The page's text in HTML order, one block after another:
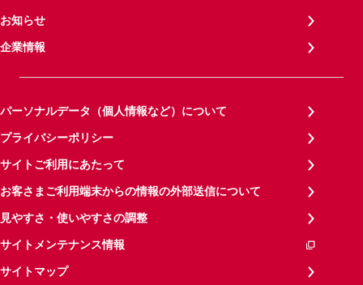
お知らせ
企業情報
パーソナルデータ（個人情報など）について
プライバシーポリシー
サイトご利用にあたって
お客さまご利用端末からの情報の外部送信について
見やすさ・使いやすさの調整
サイトメンテナンス情報
サイトマップ